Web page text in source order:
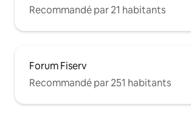
Recommandé par 21 habitants
Forum Fiserv
Recommandé par 251 habitants